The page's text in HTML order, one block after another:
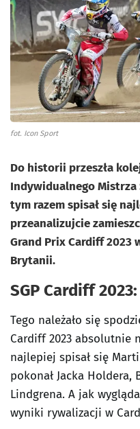
fot. Icon Sport
Do historii przeszła
Indywidualnego Mistrza
tym razem spisał się
przeanalizujcie
Grand Prix Cardiff 2023
Brytanii.
SGP Cardiff
Tego należało się
Cardiff 2023 absolutnie
najlepiej spisał się
pokonał Jacka
Lindgrena. A jak
wyniki rywalizacji w